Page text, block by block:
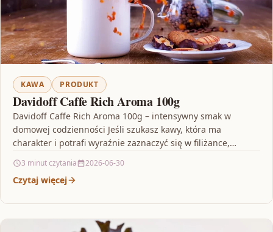
KAWA PRODUKT
Davidoff Caffe Rich Aroma 100g
Davidoff Caffe Rich Aroma 100g – intensywny smak w
domowej codzienności Jeśli szukasz kawy, która ma
charakter i potrafi wyraźnie zaznaczyć się w filiżance,…
3 minut czytania 2026-06-30
Czytaj więcej